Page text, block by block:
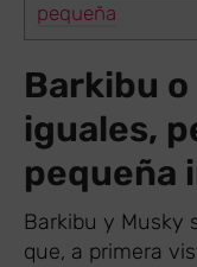
pequeña
Barkibu
iguales,
pequeña
Barkibu y Musky
que, a primera